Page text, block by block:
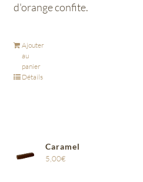
d'orange confite.
Ajouter
au
panier
Détails
Caramel
5,00€